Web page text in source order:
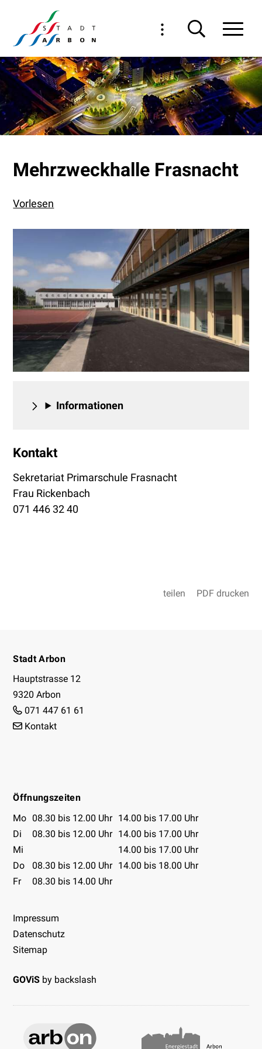
Navigieren in Arbon
Schnellnavigation
Mehrzweckhalle Frasnacht
Vorlesen
Informationen
Kontakt
Sekretariat Primarschule Frasnacht
Frau Rickenbach
071 446 32 40
teilen PDF drucken
Stadt Arbon
Hauptstrasse 12
9320 Arbon
071 447 61 61
Kontakt
Öffnungszeiten
Öffnungszeiten Tabelle
Mo 08.30 bis 12.00 Uhr 14.00 bis 17.00 Uhr
Di
08.30 bis 12.00 Uhr 14.00 bis 17.00 Uhr
Mi
14.00 bis 17.00 Uhr
Do
08.30 bis 12.00 Uhr 14.00 bis 18.00 Uhr
Fr
08.30 bis 14.00 Uhr
Impressum
Datenschutz
Sitemap
GOViS by backslash